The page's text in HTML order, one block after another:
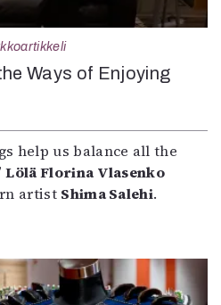
Ways of Enjoying
help us balance all the
Lölä Florina Vlasenko
artist Shima Salehi.